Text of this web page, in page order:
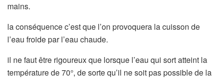
mains.
la conséquence c’est que l’on provoquera la cuisson de
l’eau froide par l’eau chaude.
il ne faut être rigoureux que lorsque l’eau qui sort atteint la
température de 70°, de sorte qu’il ne soit pas possible de la